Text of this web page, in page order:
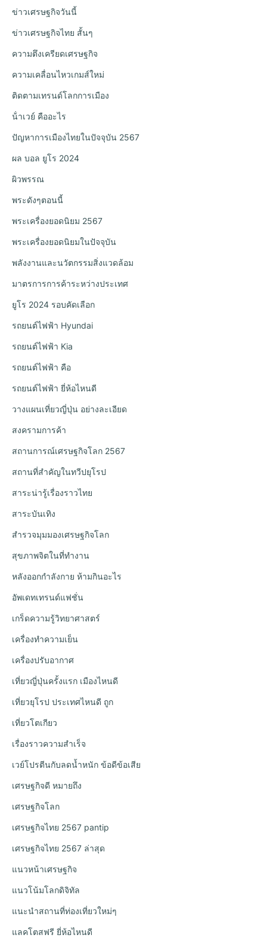
ข่าวเศรษฐกิจวันนี้
ข่าวเศรษฐกิจไทย สั้นๆ
ความตึงเครียดเศรษฐกิจ
ความเคลื่อนไหวเกมส์ใหม่
ติดตามเทรนด์โลกการเมือง
น้ําเวย์ คืออะไร
ปัญหาการเมืองไทยในปัจจุบัน 2567
ผล บอล ยูโร 2024
ผิวพรรณ
พระดังๆตอนนี้
พระเครื่องยอดนิยม 2567
พระเครื่องยอดนิยมในปัจจุบัน
พลังงานและนวัตกรรมสิ่งแวดล้อม
มาตรการการค้าระหว่างประเทศ
ยูโร 2024 รอบคัดเลือก
รถยนต์ไฟฟ้า Hyundai
รถยนต์ไฟฟ้า Kia
รถยนต์ไฟฟ้า คือ
รถยนต์ไฟฟ้า ยี่ห้อไหนดี
วางแผนเที่ยวญี่ปุ่น อย่างละเอียด
สงครามการค้า
สถานการณ์เศรษฐกิจโลก 2567
สถานที่สำคัญในทวีปยุโรป
สาระน่ารู้เรื่องราวไทย
สาระบันเทิง
สำรวจมุมมองเศรษฐกิจโลก
สุขภาพจิตในที่ทำงาน
หลังออกกําลังกาย ห้ามกินอะไร
อัพเดทเทรนด์แฟชั่น
เกร็ดความรู้วิทยาศาสตร์
เครื่องทำความเย็น
เครื่องปรับอากาศ
เที่ยวญี่ปุ่นครั้งแรก เมืองไหนดี
เที่ยวยุโรป ประเทศไหนดี ถูก
เที่ยวโตเกียว
เรื่องราวความสำเร็จ
เวย์โปรตีนกับลดน้ำหนัก ข้อดีข้อเสีย
เศรษฐกิจดี หมายถึง
เศรษฐกิจโลก
เศรษฐกิจไทย 2567 pantip
เศรษฐกิจไทย 2567 ล่าสุด
แนวหน้าเศรษฐกิจ
แนวโน้มโลกดิจิทัล
แนะนำสถานที่ท่องเที่ยวใหม่ๆ
แลคโตสฟรี ยี่ห้อไหนดี